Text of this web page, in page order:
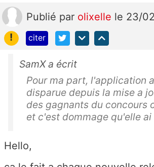
Publié par olixelle le 23/
!
citer
SamX a écrit
Pour ma part, l'application
disparue depuis la mise a
des gagnants du concours
et c'est dommage qu'elle
Hello,